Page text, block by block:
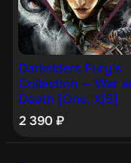
Darksiders Fury’s
Collection — War
Death [One, X|S]
2 390 ₽